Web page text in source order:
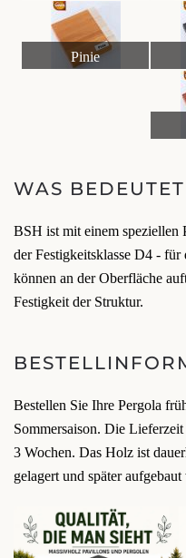
impregnované dřevo
Pinie
WAS
BSH ist mit einem speziellen
der Festigkeitsklasse D4 - für
können an der Oberfläche
Festigkeit der Struktur.
Bestellen Sie Ihre Pergola
Sommersaison. Die
3 Wochen. Das Holz ist
gelagert und später